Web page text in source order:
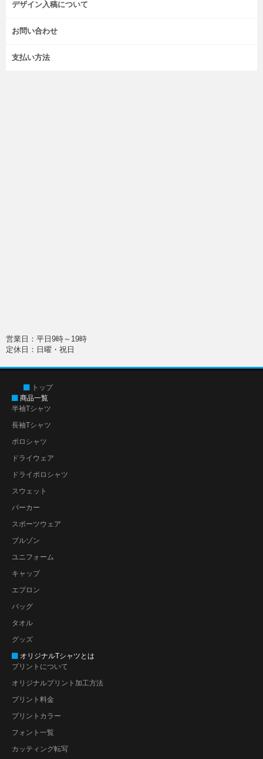
デザイン入稿について
お問い合わせ
支払い方法
営業日：平日9時～19時
定休日：日曜・祝日
トップ
商品一覧
半袖Tシャツ
長袖Tシャツ
ポロシャツ
ドライウェア
ドライポロシャツ
スウェット
パーカー
スポーツウェア
ブルゾン
ユニフォーム
キャップ
エプロン
バッグ
タオル
グッズ
オリジナルTシャツとは
プリントについて
オリジナルプリント加工方法
プリント料金
プリントカラー
フォント一覧
カッティング転写